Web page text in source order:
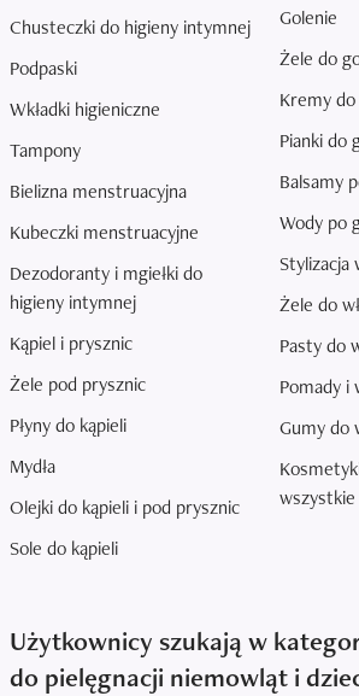
Chusteczki do higieny intymnej
Podpaski
Wkładki higieniczne
Tampony
Bielizna menstruacyjna
Kubeczki menstruacyjne
Dezodoranty i mgiełki do
higieny intymnej
Kąpiel i prysznic
Żele pod prysznic
Płyny do kąpieli
Mydła
Olejki do kąpieli i pod prysznic
Sole do kąpieli
Golenie
Żele do
Kremy
Pianki do
Balsamy
Wody po
Stylizacja
Żele do
Pasty do
Pomady i
Gumy do
Użytkownicy szukają w
do pielęgnacji niemowląt i